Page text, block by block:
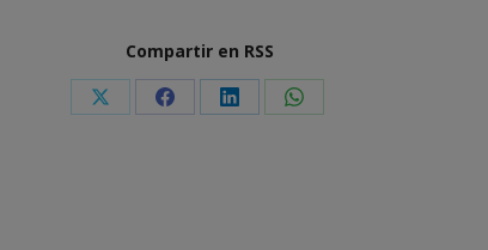
Compartir en RSS
Share Share Share Share